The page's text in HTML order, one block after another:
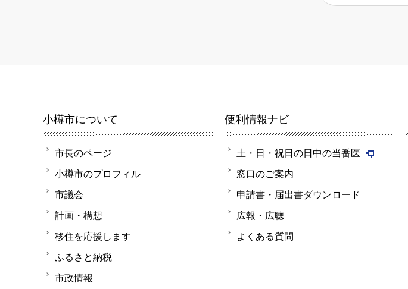
小樽市について
市長のページ
小樽市のプロフィル
市議会
計画・構想
移住を応援します
ふるさと納税
市政情報
便利情報ナビ
土・日・祝日の日中の当番医
窓口のご案内
申請書・届出書ダウンロード
広報・広聴
よくある質問